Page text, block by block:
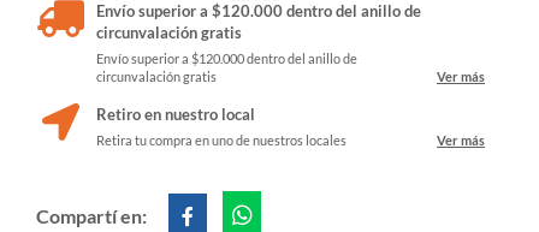
Envío superior a $120.000 dentro del anillo de
circunvalación gratis
Envío superior a $120.000 dentro del anillo de
circunvalación gratis
Ver más
Retiro en nuestro local
Retira tu compra en uno de nuestros locales Ver más
Compartí en: